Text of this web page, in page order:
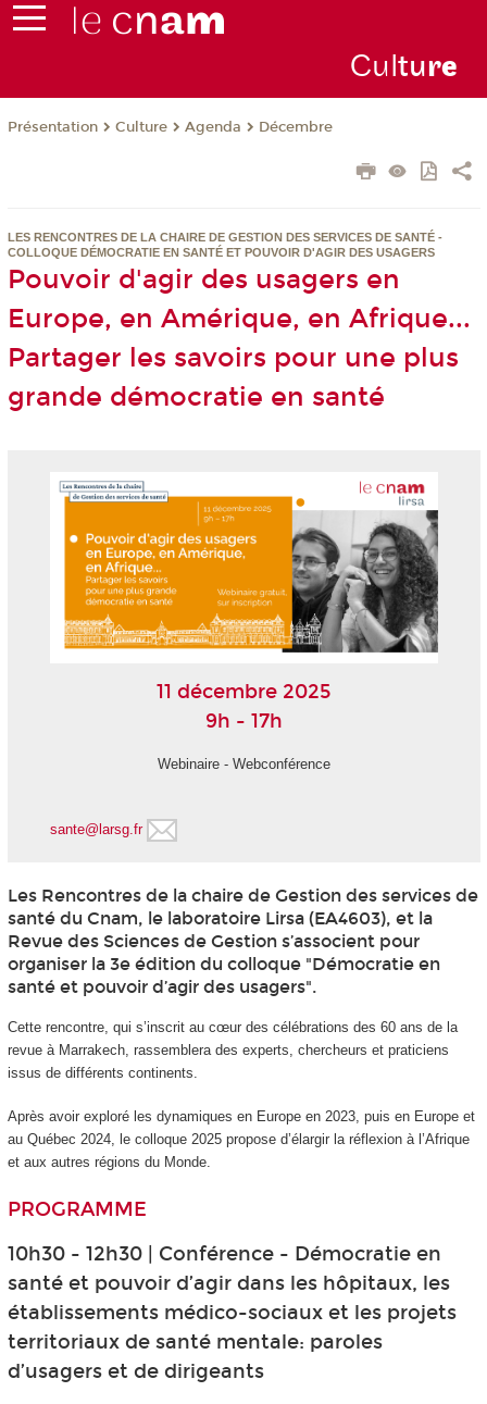
Culture
Présentation Culture Agenda Décembre
LES RENCONTRES DE LA CHAIRE DE GESTION DES SERVICES DE SANTÉ -
COLLOQUE DÉMOCRATIE EN SANTÉ ET POUVOIR D'AGIR DES USAGERS
Pouvoir d'agir des usagers en
Europe, en Amérique, en Afrique...
Partager les savoirs pour une plus
grande démocratie en santé
11 décembre 2025
9h - 17h
Webinaire - Webconférence
sante@larsg.fr
Les Rencontres de la chaire de Gestion des services de
santé du Cnam, le laboratoire Lirsa (EA4603), et la
Revue des Sciences de Gestion s’associent pour
organiser la 3e édition du colloque "Démocratie en
santé et pouvoir d’agir des usagers".
Cette rencontre, qui s’inscrit au cœur des célébrations des 60 ans de la
revue à Marrakech, rassemblera des experts, chercheurs et praticiens
issus de différents continents.
Après avoir exploré les dynamiques en Europe en 2023, puis en Europe et
au Québec 2024, le colloque 2025 propose d’élargir la réflexion à l’Afrique
et aux autres régions du Monde.
PROGRAMME
10h30 - 12h30 | Conférence - Démocratie en
santé et pouvoir d’agir dans les hôpitaux, les
établissements médico-sociaux et les projets
territoriaux de santé mentale: paroles
d’usagers et de dirigeants